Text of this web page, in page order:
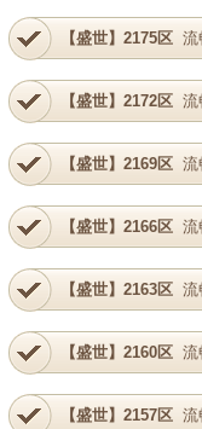
【盛世】2175区 流
【盛世】2172区 流
【盛世】2169区 流
【盛世】2166区 流
【盛世】2163区 流
【盛世】2160区 流
【盛世】2157区 流